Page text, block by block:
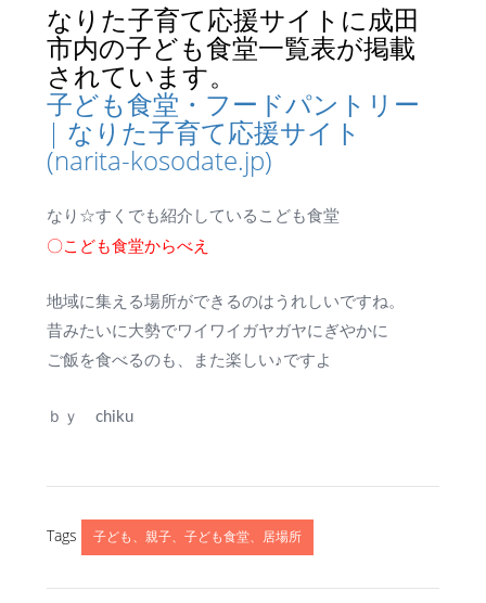
なりた子育て応援サイトに成田
市内の子ども食堂一覧表が掲載
されています。
子ども食堂・フードパントリー
| なりた子育て応援サイト
(narita-kosodate.jp)
なり☆すくでも紹介しているこども食堂
〇こども食堂からべえ
地域に集える場所ができるのはうれしいですね。
昔みたいに大勢でワイワイガヤガヤにぎやかに
ご飯を食べるのも、また楽しい♪ですよ
ｂｙ chiku
Tags 子ども、親子、子ども食堂、居場所